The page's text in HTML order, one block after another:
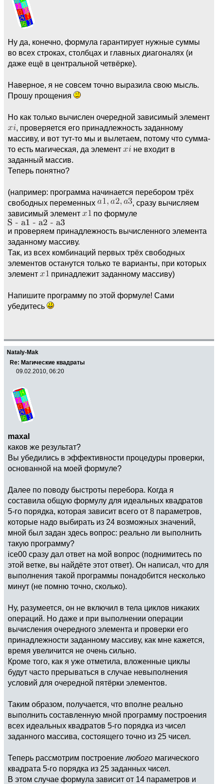
Ну да, конечно, формула гарантирует нужные суммы
во всех строках, столбцах и главных диагоналях (и
даже ещё в центральной четвёрке).
Наверное, я не совсем точно выразила свою мысль.
Прошу прощения
Но как только вычислен очередной зависимый элемент
, проверяется его принадлежность заданному
массиву, и вот тут-то мы и вылетаем, потому что сумма-
то есть магическая, да элемент
не входит в
заданный массив.
Теперь понятно?
(например: программа начинается перебором трёх
свободных переменных
, сразу вычисляем
зависимый элемент
по формуле
и проверяем принадлежность вычисленного элемента
заданному массиву.
Так, из всех комбинаций первых трёх свободных
элементов останутся только те варианты, при которых
элемент
принадлежит заданному массиву)
Напишите программу по этой формуле! Сами
убедитесь
Nataly-Mak
Re: Магические квадраты
09.02.2010, 06:20
maxal
каков же результат?
Вы убедились в эффективности процедуры проверки,
основанной на моей формуле?
Далее по поводу быстроты перебора. Когда я
составила общую формулу для идеальных квадратов
5-го порядка, которая зависит всего от 8 параметров,
которые надо выбирать из 24 возможных значений,
мной был задан здесь вопрос: реально ли выполнить
такую программу?
ice00 сразу дал ответ на мой вопрос (поднимитесь по
этой ветке, вы найдёте этот ответ). Он написал, что для
выполнения такой программы понадобится несколько
минут (не помню точно, сколько).
Ну, разумеется, он не включил в тела циклов никаких
операций. Но даже и при выполнении операции
вычисления очередного элемента и проверки его
принадлежности заданному массиву, как мне кажется,
время увеличится не очень сильно.
Кроме того, как я уже отметила, вложенные циклы
будут часто прерываться в случае невыполнения
условий для очередной пятёрки элементов.
Таким образом, получается, что вполне реально
выполнить составленную мной программу построения
всех идеальных квадратов 5-го порядка из чисел
заданного массива, состоящего точно из 25 чисел.
Теперь рассмотрим построение любого магического
квадрата 5-го порядка из 25 заданных чисел.
В этом случае формула зависит от 14 параметров и